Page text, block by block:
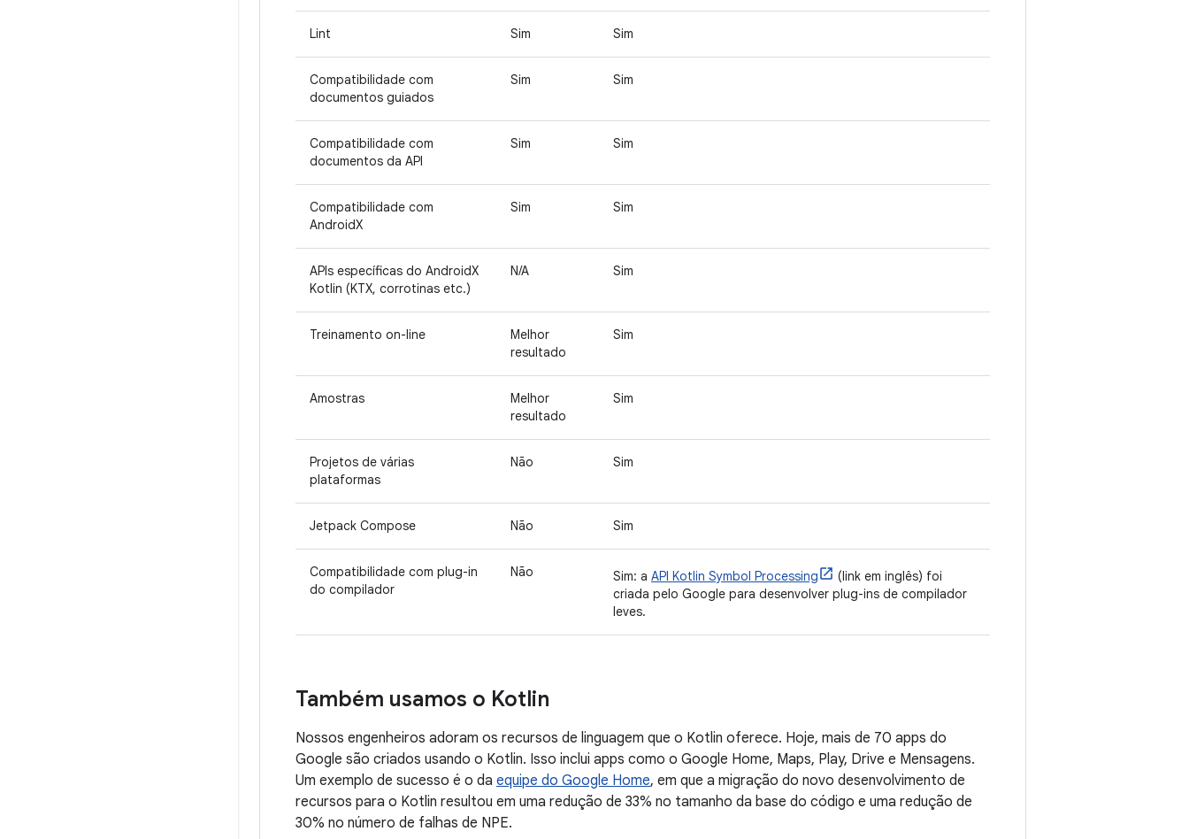
Lint Sim Sim
Compatibilidade com
documentos guiados
Sim Sim
Compatibilidade com
documentos da API
Sim Sim
Compatibilidade com
AndroidX
Sim Sim
APIs específicas do AndroidX
Kotlin (KTX, corrotinas etc.)
N/A Sim
Treinamento on-line
Melhor
resultado
Sim
Amostras
Melhor
resultado
Sim
Projetos de várias
plataformas
Não Sim
Jetpack Compose Não Sim
Compatibilidade com plug-in
do compilador
Não Sim: a API Kotlin Symbol Processing
(link em inglês) foi
criada pelo Google para desenvolver plug-ins de compilador
leves.
Também usamos o Kotlin
Nossos engenheiros adoram os recursos de linguagem que o Kotlin oferece. Hoje, mais de 70 apps do
Google são criados usando o Kotlin. Isso inclui apps como o Google Home, Maps, Play, Drive e Mensagens.
Um exemplo de sucesso é o da equipe do Google Home, em que a migração do novo desenvolvimento de
recursos para o Kotlin resultou em uma redução de 33% no tamanho da base do código e uma redução de
30% no número de falhas de NPE.